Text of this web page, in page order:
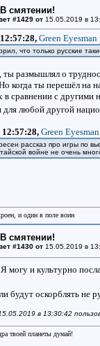
В смятении!
#1429 от15.05.2019 в
Green Eyesman
что только русские
размышлял о
когда ты перешёл на
в сравнении с другими
для любой другой
12:57:28,Green
рассказ про игры по
войне не очень
и один в поле воин
В смятении!
#1430 от15.05.2019 в
Я могу и культурно
будут оскорблять не
в 13:30:42
твоей планеты думай!